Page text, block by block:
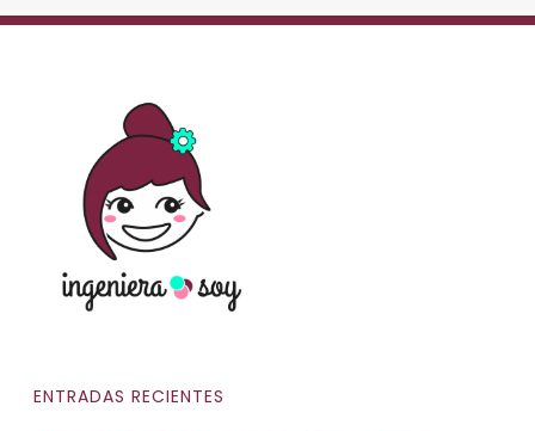
ENTRADAS RECIENTES